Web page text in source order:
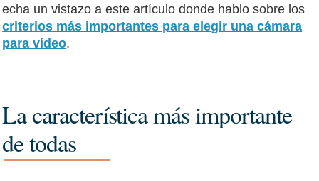
echa un vistazo a este artículo donde hablo sobre los
criterios más importantes para elegir una cámara
para vídeo.
La característica más importante
de todas